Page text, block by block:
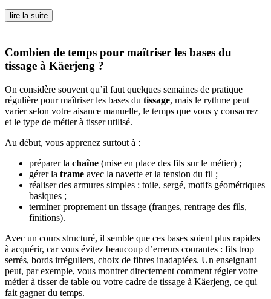
lire la suite
Combien de temps pour maîtriser les bases du
tissage à Käerjeng ?
On considère souvent qu’il faut quelques semaines de pratique
régulière pour maîtriser les bases du tissage, mais le rythme peut
varier selon votre aisance manuelle, le temps que vous y consacrez
et le type de métier à tisser utilisé.
Au début, vous apprenez surtout à :
préparer la chaîne (mise en place des fils sur le métier) ;
gérer la trame avec la navette et la tension du fil ;
réaliser des armures simples : toile, sergé, motifs géométriques
basiques ;
terminer proprement un tissage (franges, rentrage des fils,
finitions).
Avec un cours structuré, il semble que ces bases soient plus rapides
à acquérir, car vous évitez beaucoup d’erreurs courantes : fils trop
serrés, bords irréguliers, choix de fibres inadaptées. Un enseignant
peut, par exemple, vous montrer directement comment régler votre
métier à tisser de table ou votre cadre de tissage à Käerjeng, ce qui
fait gagner du temps.